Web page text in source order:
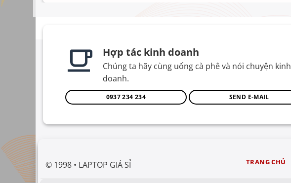
Hợp tác kinh doanh
Chúng ta hãy cùng uống cà phê và nói chuyện kinh
doanh.
0937 234 234 SEND E-MAIL
© 1998 • LAPTOP GIÁ SỈ TRANG CHỦ